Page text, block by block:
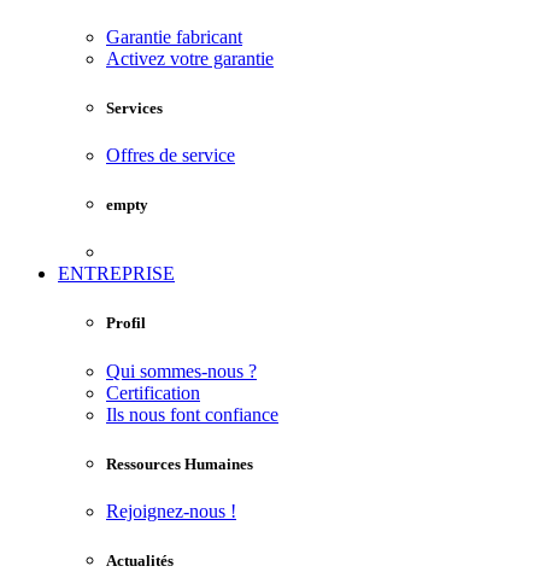
Garantie fabricant
Activez votre garantie
Services
Offres de service
empty
ENTREPRISE
Profil
Qui sommes-nous ?
Certification
Ils nous font confiance
Ressources Humaines
Rejoignez-nous !
Actualités